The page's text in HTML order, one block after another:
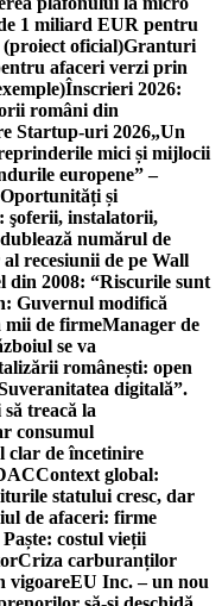
1 miliard EUR pentru
(proiect oficial)Granturi
afaceri verzi prin
Înscrieri 2026:
români din
Startup-uri 2026„Un
mici și mijlocii
europene” –
și
şoferii, instalatorii,
numărul de
recesiunii de pe Wall
din 2008: “Riscurile sunt
Guvernul modifică
mii de firmeManager de
se va
românești: open
digitală”.
treacă la
consumul
clar de încetinire
Context global:
statului cresc, dar
de afaceri: firme
costul vieții
Criza carburanților
vigoareEU Inc. – un nou